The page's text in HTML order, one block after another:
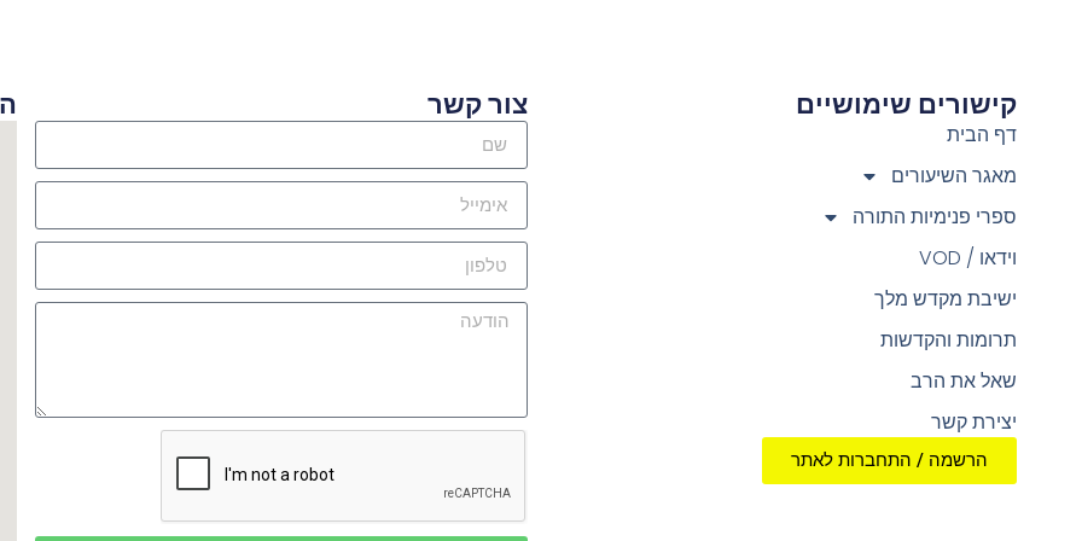
קישורים שימושיים
דף הבית
מאגר השיעורים
ספרי פנימיות התורה
וידאו / VOD
ישיבת מקדש מלך
תרומות והקדשות
שאל את הרב
יצירת קשר
הרשמה / התחברות לאתר
צור קשר